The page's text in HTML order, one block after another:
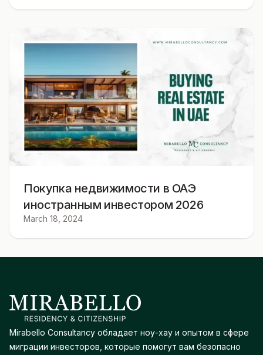
Покупка недвижимости в ОАЭ
иностранным инвестором 2026
March 18, 2024
Mirabello Consultancy обладает ноу-хау и опытом в сфере
миграции инвесторов, которые помогут вам безопасно